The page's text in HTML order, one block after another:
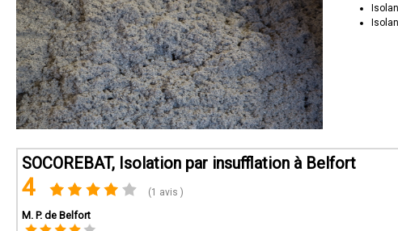
SOCOREBAT, Isolation par insufflation à Belfort
4 (1 avis )
M. P. de Belfort